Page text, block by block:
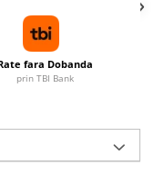
fara Dobanda
prin TBI Bank